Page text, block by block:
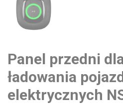
Panel przedni
ładowania
elektrycznych